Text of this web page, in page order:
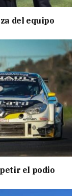
del equipo
el podio